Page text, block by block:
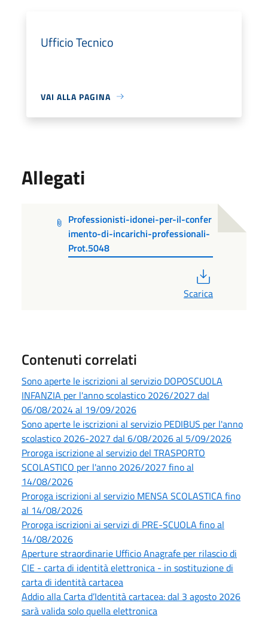
Ufficio Tecnico
VAI ALLA PAGINA
Allegati
Professionisti-idonei-per-il-confer
imento-di-incarichi-professionali-
Prot.5048
Scarica
Contenuti correlati
Sono aperte le iscrizioni al servizio DOPOSCUOLA
INFANZIA per l'anno scolastico 2026/2027 dal
06/08/2024 al 19/09/2026
Sono aperte le iscrizioni al servizio PEDIBUS per l'anno
scolastico 2026-2027 dal 6/08/2026 al 5/09/2026
Proroga iscrizione al servizio del TRASPORTO
SCOLASTICO per l'anno 2026/2027 fino al
14/08/2026
Proroga iscrizioni al servizio MENSA SCOLASTICA fino
al 14/08/2026
Proroga iscrizioni ai servizi di PRE-SCUOLA fino al
14/08/2026
Aperture straordinarie Ufficio Anagrafe per rilascio di
CIE - carta di identità elettronica - in sostituzione di
carta di identità cartacea
Addio alla Carta d’Identità cartacea: dal 3 agosto 2026
sarà valida solo quella elettronica